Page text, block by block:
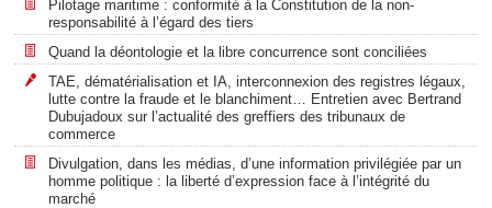
Pilotage maritime : conformité à la Constitution de la non-
responsabilité à l’égard des tiers
Quand la déontologie et la libre concurrence sont conciliées
TAE, dématérialisation et IA, interconnexion des registres légaux,
lutte contre la fraude et le blanchiment… Entretien avec Bertrand
Dubujadoux sur l’actualité des greffiers des tribunaux de
commerce
Divulgation, dans les médias, d’une information privilégiée par un
homme politique : la liberté d’expression face à l’intégrité du
marché